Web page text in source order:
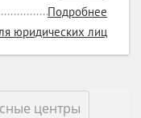
Подробнее
юридических лиц
центры